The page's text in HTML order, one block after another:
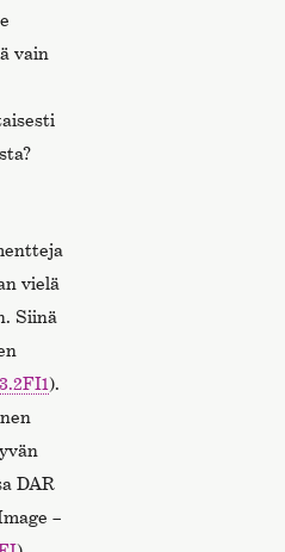
vain
vielä
Siinä
3.2FI1).
DAR
–